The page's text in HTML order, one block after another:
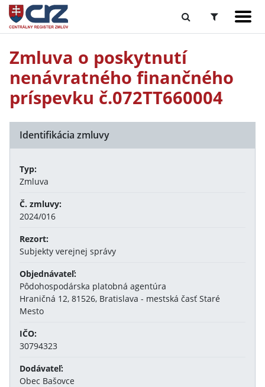
Zmluva o poskytnutí
nenávratného finančného
príspevku č.072TT660004
Identifikácia zmluvy
Typ:
Zmluva
Č. zmluvy:
2024/016
Rezort:
Subjekty verejnej správy
Objednávateľ:
Pôdohospodárska platobná agentúra
Hraničná 12, 81526, Bratislava - mestská časť Staré
Mesto
IČO:
30794323
Dodávateľ:
Obec Bašovce